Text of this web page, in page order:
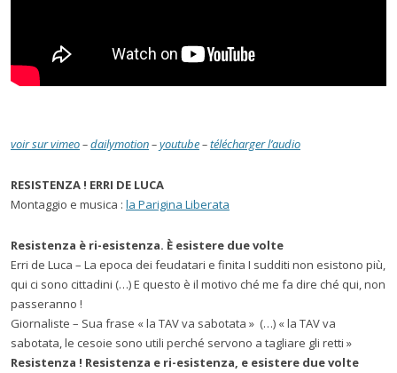
voir sur vimeo–dailymotion–youtube–télécharger l’audio
RESISTENZA ! ERRI DE LUCA
Montaggio e musica : la Parigina Liberata
Resistenza è ri-esistenza. È esistere due volte
Erri de Luca – La epoca dei feudatari e finita I sudditi non esistono più,
qui ci sono cittadini (…) E questo è il motivo ché me fa dire ché qui, non
passeranno !
Giornaliste – Sua frase « la TAV va sabotata » (…) « la TAV va
sabotata, le cesoie sono utili perché servono a tagliare gli retti »
Resistenza ! Resistenza e ri-esistenza, e esistere due volte